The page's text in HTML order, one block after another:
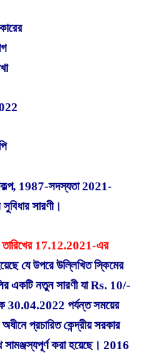
প্রকল্প, 1987-সদস্যতা 2021-
সারণী।
17.12.2021-এর
যে উপরে উল্লিখিত স্কিমের
একটি নতুন সারণী যা Rs. 10/-
30.04.2022 পর্যন্ত সময়ের
প্রচারিত কেন্দ্রীয় সরকার
সামঞ্জস্যপূর্ণ করা হয়েছে। 2016